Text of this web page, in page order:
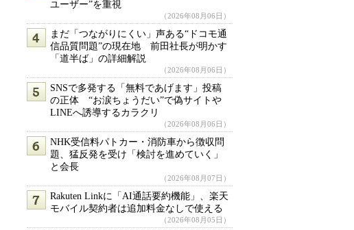
ユーザー”を重視
（2026年08月06日）
まだ「つながりにくい」声ある“ドコモ通
信品質問題”の現在地 前田社長が明かす
「道半ば」の詳細解説
（2026年08月06日）
SNSで多発する「無料であげます」投稿
の正体 “お涙ちょうだい”で偽サイトや
LINEへ誘導するカラクリ
（2026年08月06日）
NHK受信料パトカー・消防車から徴収問
題、猛反発を受け「検討を進めていく」
と会長
（2026年08月07日）
Rakuten Linkに「AI通話要約機能」、楽天
モバイル契約者は追加料金なしで使える
（2026年08月05日）